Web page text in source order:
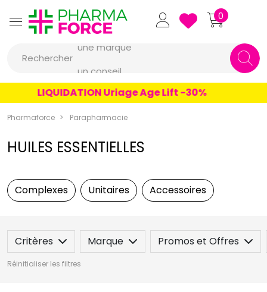
Pharmaforce Grande
0
Rechercher
une marque
un produit
une marque
LIQUIDATION Uriage Age Lift -30%
Pharmaforce Parapharmacie
HUILES ESSENTIELLES
Complexes Unitaires Accessoires
Critères Marque Promos et Offres
Réinitialiser les filtres